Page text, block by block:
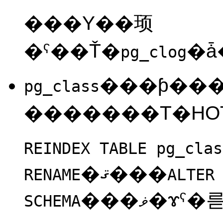
���Υ��顼
�ˤ��Ť�pg_clog
pg_class
REINDEX TABLE
RENAME
�ޤ���
SCHEMA���ޥ�ɤˤ�륻